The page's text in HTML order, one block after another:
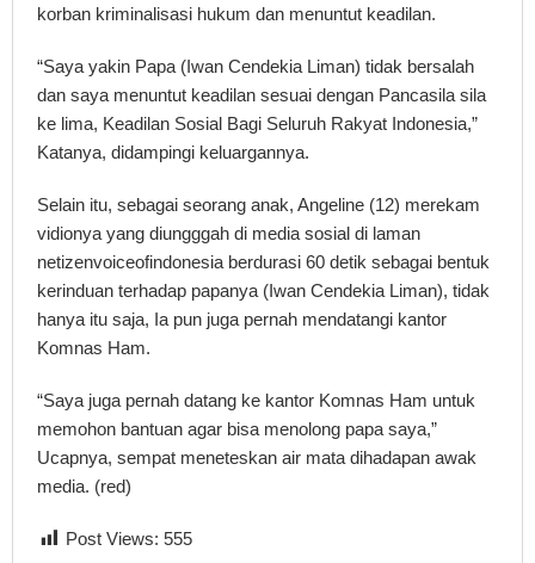
korban kriminalisasi hukum dan menuntut keadilan.
“Saya yakin Papa (Iwan Cendekia Liman) tidak bersalah
dan saya menuntut keadilan sesuai dengan Pancasila sila
ke lima, Keadilan Sosial Bagi Seluruh Rakyat Indonesia,”
Katanya, didampingi keluargannya.
Selain itu, sebagai seorang anak, Angeline (12) merekam
vidionya yang diungggah di media sosial di laman
netizenvoiceofindonesia berdurasi 60 detik sebagai bentuk
kerinduan terhadap papanya (Iwan Cendekia Liman), tidak
hanya itu saja, Ia pun juga pernah mendatangi kantor
Komnas Ham.
“Saya juga pernah datang ke kantor Komnas Ham untuk
memohon bantuan agar bisa menolong papa saya,”
Ucapnya, sempat meneteskan air mata dihadapan awak
media. (red)
Post Views: 555